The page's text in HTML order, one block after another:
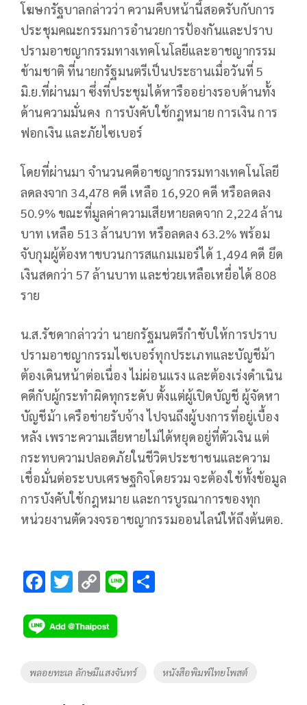
โฆษกรัฐบาลกล่าวว่า ความคืบหน้านี้สอดรับกับการ
ประชุมคณะกรรมการอำนวยการป้องกันและปราบ
ปรามอาชญากรรมทางเทคโนโลยีและอาชญากรรม
ข้ามชาติ ที่นายกรัฐมนตรีเป็นประธานเมื่อวันที่ 5
มิ.ย.ที่ผ่านมา ซึ่งที่ประชุมได้หารืออย่างรอบด้านทั้ง
ด้านความมั่นคง การบังคับใช้กฎหมาย การเงิน การ
ฟอกเงิน และภัยไซเบอร์
โดยที่ผ่านมา จำนวนคดีอาชญากรรมทางเทคโนโลยี
ลดลงจาก 34,478 คดี เหลือ 16,920 คดี หรือลดลง
50.9% ขณะที่มูลค่าความเสียหายลดจาก 2,224 ล้าน
บาท เหลือ 513 ล้านบาท หรือลดลง 63.2% พร้อม
จับกุมผู้ต้องหาขบวนการสแกมเมอร์ได้ 1,494 คดี ยึด
เงินสดกว่า 57 ล้านบาท และช่วยเหลือเหยื่อได้ 808
ราย
น.ส.รัชดากล่าวว่า นายกรัฐมนตรีกำชับให้การปราบ
ปรามอาชญากรรมไซเบอร์ทุกประเภทและบัญชีม้า
ต้องเดินหน้าต่อเนื่อง ไม่ผ่อนแรง และต้องเร่งดำเนิน
คดีกับผู้กระทำผิดทุกระดับ ตั้งแต่ผู้เปิดบัญชี ผู้จัดหา
บัญชีม้า เครือข่ายรับจ้าง ไปจนถึงผู้บงการที่อยู่เบื้อง
หลัง เพราะความเสียหายไม่ได้หยุดอยู่ที่ตัวเงิน แต่
กระทบความปลอดภัยในชีวิตประชาชนและความ
เชื่อมั่นต่อระบบเศรษฐกิจโดยรวม จะต้องใช้ทั้งข้อมูล
การบังคับใช้กฎหมาย และการบูรณาการของทุก
หน่วยงานตัดวงจรอาชญากรรมออนไลน์ให้ถึงต้นตอ.
F
e
b
o
T
tt
er
C
p
y
Li
Li
Tags
พลอยทะเล ลักษมีแสงจันทร์ หนังสือพิมพ์ไทยโพสต์